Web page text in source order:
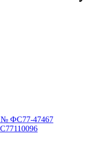
№ ФС77-47467